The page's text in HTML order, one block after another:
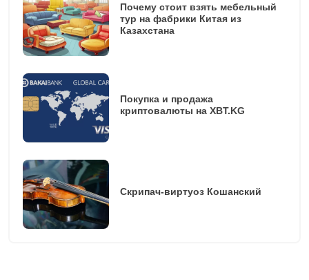
Почему стоит взять мебельный
тур на фабрики Китая из
Казахстана
Покупка и продажа
криптовалюты на XBT.KG
Скрипач-виртуоз Кошанский